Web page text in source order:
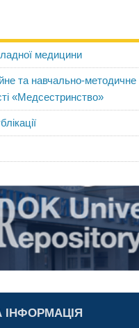
медицини
та навчально-методичне
«Медсестринство»
ІНФОРМАЦІЯ